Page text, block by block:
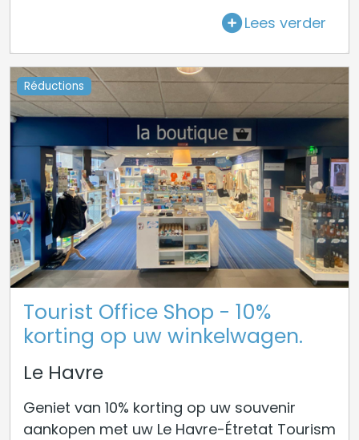
Lees verder
Réductions
Tourist Office Shop - 10%
korting op uw winkelwagen.
Le Havre
Geniet van 10% korting op uw souvenir
aankopen met uw Le Havre-Étretat Tourism